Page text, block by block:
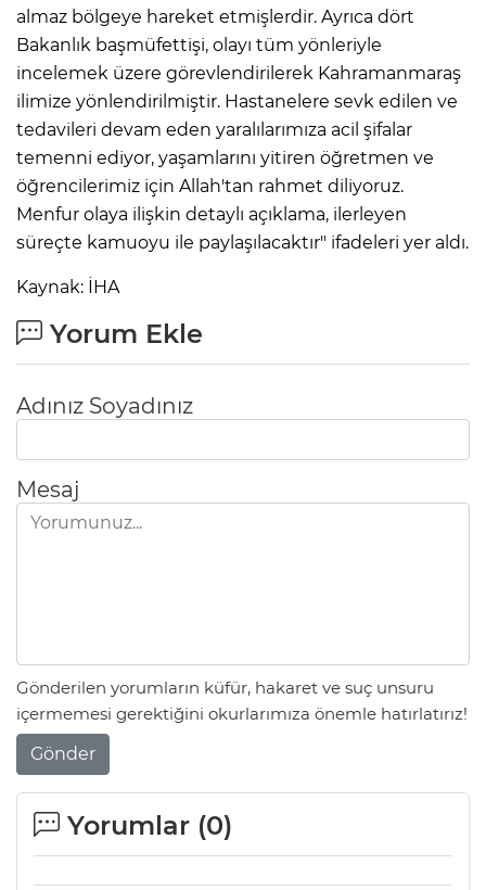
almaz bölgeye hareket etmişlerdir. Ayrıca dört
Bakanlık başmüfettişi, olayı tüm yönleriyle
incelemek üzere görevlendirilerek Kahramanmaraş
ilimize yönlendirilmiştir. Hastanelere sevk edilen ve
tedavileri devam eden yaralılarımıza acil şifalar
temenni ediyor, yaşamlarını yitiren öğretmen ve
öğrencilerimiz için Allah'tan rahmet diliyoruz.
Menfur olaya ilişkin detaylı açıklama, ilerleyen
süreçte kamuoyu ile paylaşılacaktır" ifadeleri yer aldı.
Kaynak: İHA
Yorum Ekle
Adınız Soyadınız
Mesaj
Gönderilen yorumların küfür, hakaret ve suç unsuru
içermemesi gerektiğini okurlarımıza önemle hatırlatırız!
Gönder
Yorumlar (0)